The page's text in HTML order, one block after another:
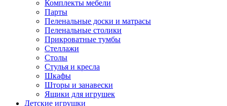
Комплекты мебели
Парты
Пеленальные доски и матрасы
Пеленальные столики
Прикроватные тумбы
Стеллажи
Столы
Стулья и кресла
Шкафы
Шторы и занавески
Ящики для игрушек
Детские игрушки